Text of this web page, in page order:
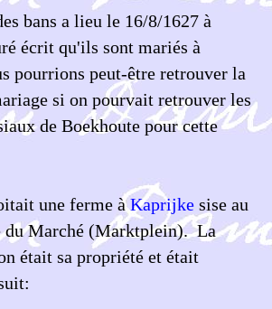
bans a lieu le 16/8/1627 à
écrit qu'ils sont mariés à
pourrions peut-être retrouver la
si on pourvait retrouver les
de Boekhoute pour cette
une ferme àKaprijke sise au
du Marché (Marktplein). La
était sa propriété et était